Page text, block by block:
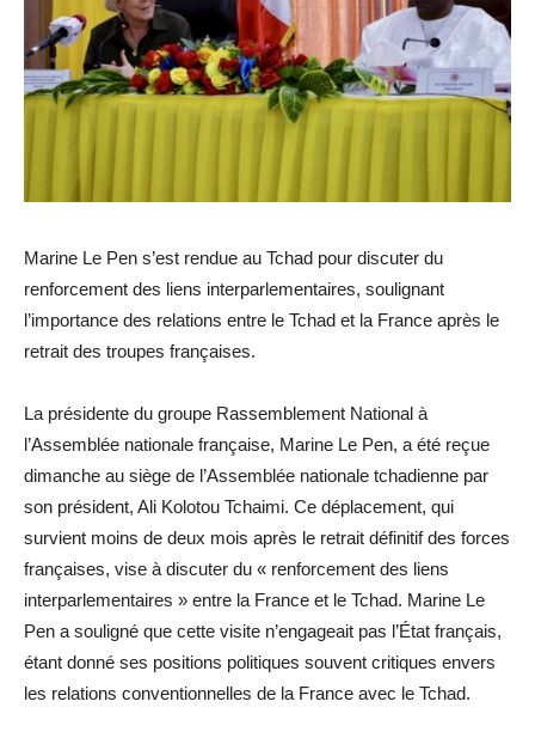
Marine Le Pen s’est rendue au Tchad pour discuter du
renforcement des liens interparlementaires, soulignant
l’importance des relations entre le Tchad et la France après le
retrait des troupes françaises.
La présidente du groupe Rassemblement National à
l’Assemblée nationale française, Marine Le Pen, a été reçue
dimanche au siège de l’Assemblée nationale tchadienne par
son président, Ali Kolotou Tchaimi. Ce déplacement, qui
survient moins de deux mois après le retrait définitif des forces
françaises, vise à discuter du « renforcement des liens
interparlementaires » entre la France et le Tchad. Marine Le
Pen a souligné que cette visite n’engageait pas l’État français,
étant donné ses positions politiques souvent critiques envers
les relations conventionnelles de la France avec le Tchad.